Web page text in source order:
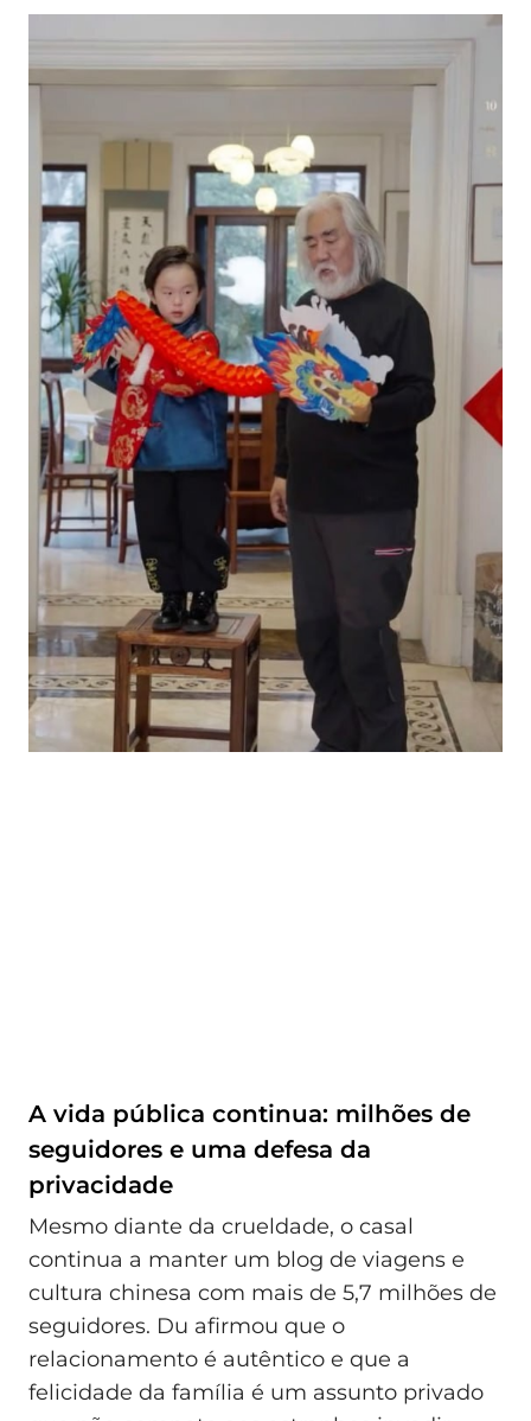
A vida pública continua: milhões de
seguidores e uma defesa da
privacidade
Mesmo diante da crueldade, o casal
continua a manter um blog de viagens e
cultura chinesa com mais de 5,7 milhões de
seguidores. Du afirmou que o
relacionamento é autêntico e que a
felicidade da família é um assunto privado